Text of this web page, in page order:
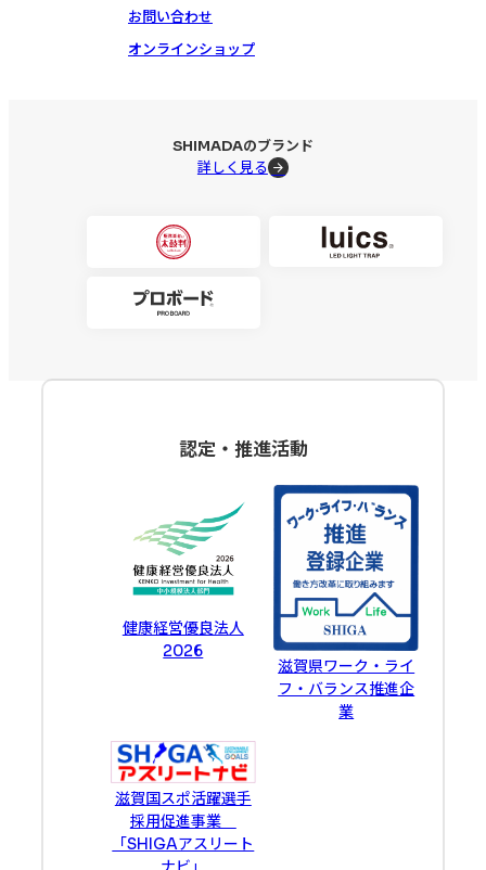
お問い合わせ
オンラインショップ
SHIMADAのブランド
詳しく見る
認定・推進活動
健康経営優良法人
2026
滋賀県ワーク・ライ
フ・バランス推進企
業
滋賀国スポ活躍選手
採用促進事業
「SHIGAアスリート